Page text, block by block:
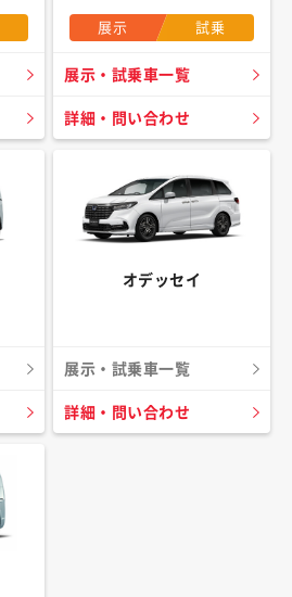
展示 試乗
展示・試乗車一覧
詳細・問い合わせ
オデッセイ
展示・試乗車一覧
詳細・問い合わせ